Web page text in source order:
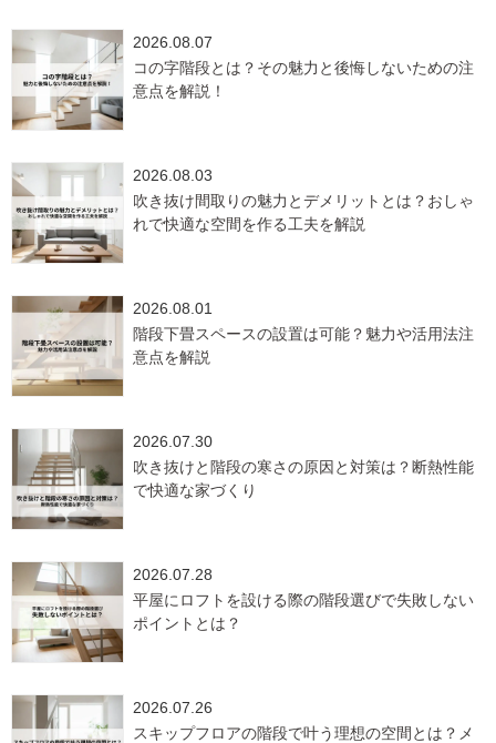
2026.08.07
コの字階段とは？その魅力と後悔しないための注
意点を解説！
2026.08.03
吹き抜け間取りの魅力とデメリットとは？おしゃ
れで快適な空間を作る工夫を解説
2026.08.01
階段下畳スペースの設置は可能？魅力や活用法注
意点を解説
2026.07.30
吹き抜けと階段の寒さの原因と対策は？断熱性能
で快適な家づくり
2026.07.28
平屋にロフトを設ける際の階段選びで失敗しない
ポイントとは？
2026.07.26
スキップフロアの階段で叶う理想の空間とは？メ